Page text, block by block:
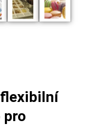
flexibilní
pro